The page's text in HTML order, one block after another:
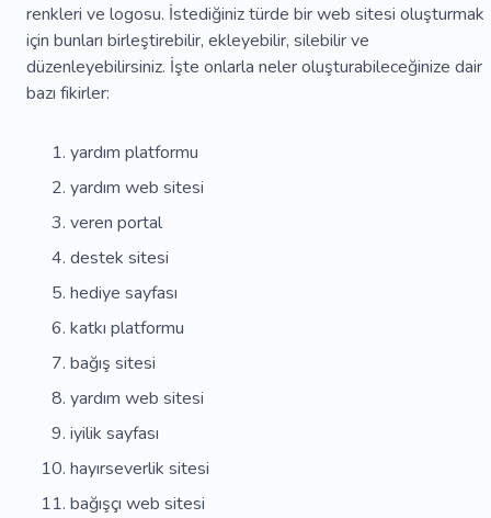
renkleri ve logosu. İstediğiniz türde bir web sitesi oluşturmak
için bunları birleştirebilir, ekleyebilir, silebilir ve
düzenleyebilirsiniz. İşte onlarla neler oluşturabileceğinize dair
bazı fikirler:
yardım platformu
yardım web sitesi
veren portal
destek sitesi
hediye sayfası
katkı platformu
bağış sitesi
yardım web sitesi
iyilik sayfası
hayırseverlik sitesi
bağışçı web sitesi